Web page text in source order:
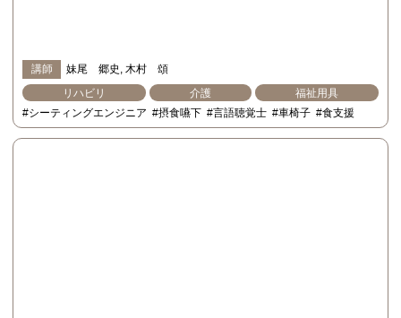
講師 妹尾 郷史
木村 頌
リハビリ
介護
福祉用具
#シーティングエンジニア #摂食嚥下 #言語聴覚士 #車椅子 #食支援